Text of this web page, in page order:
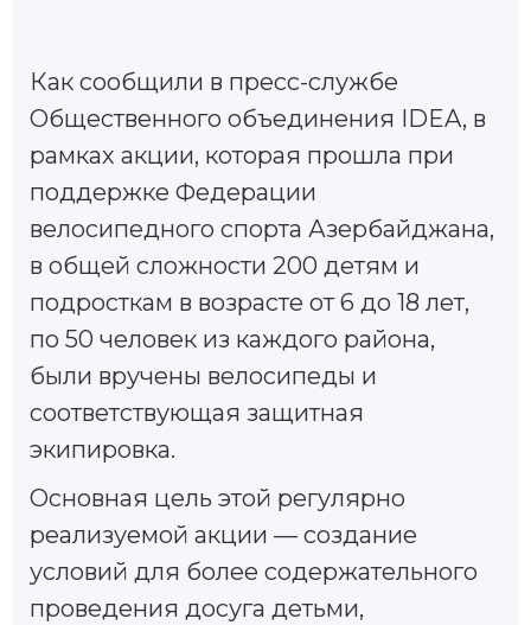
Как сообщили в пресс-службе
Общественного объединения IDEA, в
рамках акции, которая прошла при
поддержке Федерации
велосипедного спорта Азербайджана,
в общей сложности 200 детям и
подросткам в возрасте от 6 до 18 лет,
по 50 человек из каждого района,
были вручены велосипеды и
соответствующая защитная
экипировка.
Основная цель этой регулярно
реализуемой акции — создание
условий для более содержательного
проведения досуга детьми,